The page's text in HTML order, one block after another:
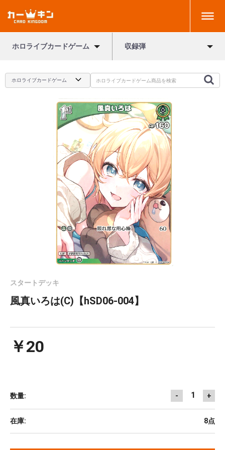
ホロライブカードゲーム 収録弾
スタートデッキ
風真いろは(C)【hSD06-004】
￥20
数量: - 1 +
在庫: 8点